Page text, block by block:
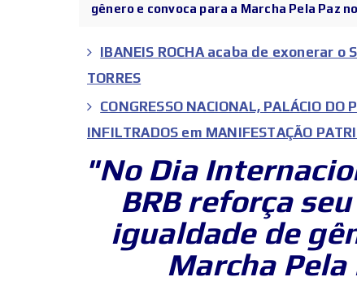
gênero e convoca para a Marcha Pela Paz
IBANEIS ROCHA acaba de exonerar
TORRES
CONGRESSO NACIONAL, PALÁCIO
INFILTRADOS em MANIFESTAÇÃO
"No Dia
BRB reforça
igualdade de
Marcha Pela